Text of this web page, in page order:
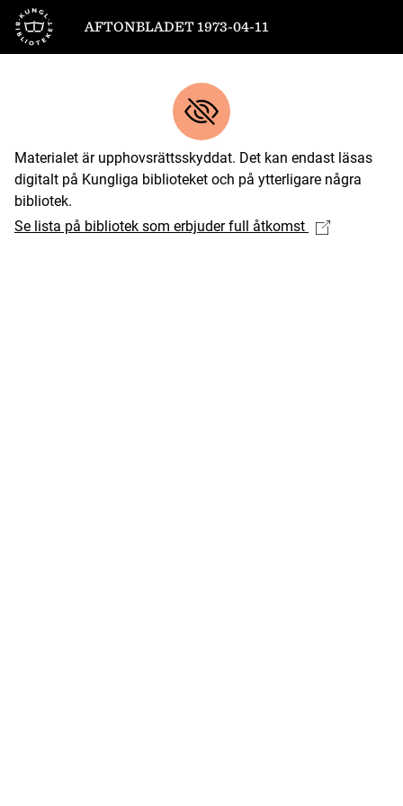
Till startsidan
AFTONBLADET 1973-04-11
Materialet är upphovsrättsskyddat. Det kan endast läsas
digitalt på Kungliga biblioteket och på ytterligare några
bibliotek.
Se lista på bibliotek som erbjuder full åtkomst